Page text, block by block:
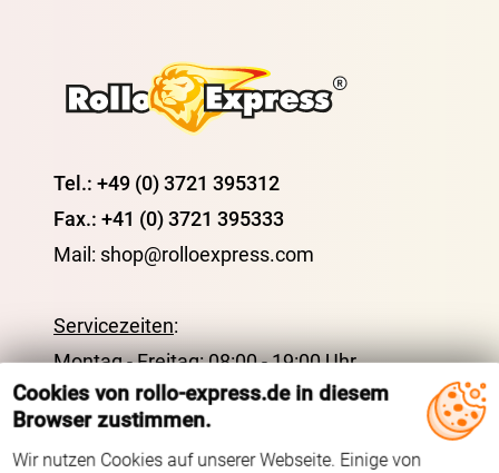
Cookies von rollo-express.de in diesem
Browser zustimmen.
Wir nutzen Cookies auf unserer Webseite. Einige von
Tel.: +49 (0) 3721 395312
Fax.: +41 (0) 3721 395333
Mail: shop@rolloexpress.com
Servicezeiten:
Montag - Freitag: 08:00 - 19:00 Uhr
Samstag: 09:00 - 13:00 Uhr
ÜBER UNS